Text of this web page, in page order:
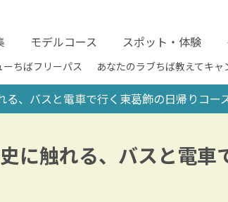
モデルコース スポット・体験
ーちばフリーパス あなたのラブちば教えてキャ
、バスと電車で行く東葛飾の日帰りコー
に触れる、バスと電車